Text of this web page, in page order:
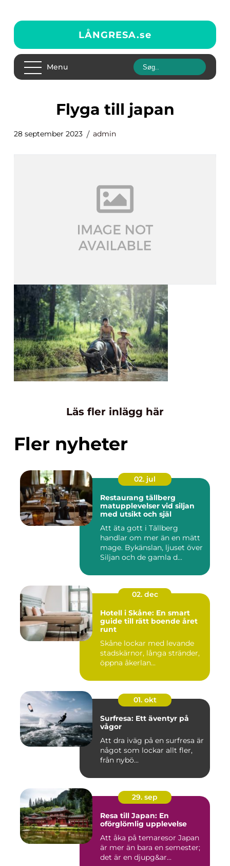
LÅNGRESA.se
Menu
flyga till japan
28 september 2023 admin
Läs fler inlägg här
Fler nyheter
02. jul
Restaurang tällberg
matupplevelser vid siljan
med utsikt och själ
Att äta gott i Tällberg
handlar om mer än en mätt
mage. Bykänslan, ljuset över
Siljan och de gamla d...
02. dec
Hotell i Skåne: En smart
guide till rätt boende året
runt
Skåne lockar med levande
stadskärnor, långa stränder,
öppna åkerlan...
01. okt
Surfresa: Ett äventyr på
vågor
Att dra iväg på en surfresa är
något som lockar allt fler,
från nybö...
29. sep
Resa till Japan: En
oförglömlig upplevelse
Att åka på temaresor Japan
är mer än bara en semester;
det är en djupg&ar...